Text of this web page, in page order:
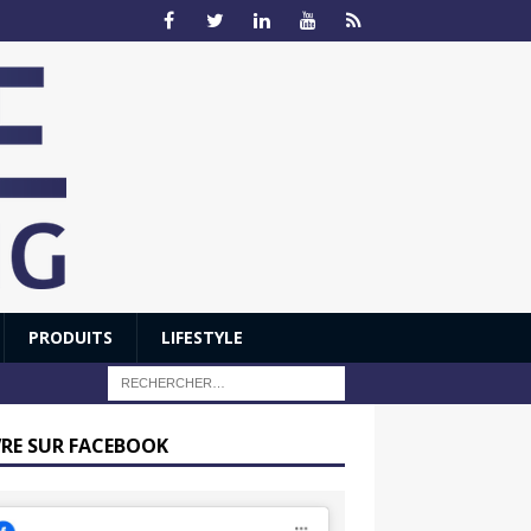
PRODUITS LIFESTYLE
SUR FACEBOOK